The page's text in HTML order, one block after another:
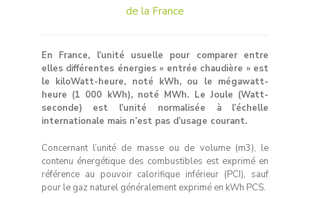
de la France
En France, l’unité usuelle pour comparer entre
elles différentes énergies « entrée chaudière » est
le kiloWatt-heure, noté kWh, ou le mégawatt-
heure (1 000 kWh), noté MWh. Le Joule (Watt-
seconde) est l’unité normalisée à l’échelle
internationale mais n’est pas d’usage courant.
Concernant l’unité de masse ou de volume (m3), le
contenu énergétique des combustibles est exprimé en
référence au pouvoir calorifique inférieur (PCI), sauf
pour le gaz naturel généralement exprimé en kWh PCS.